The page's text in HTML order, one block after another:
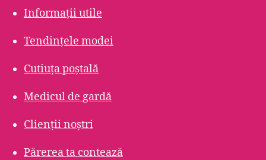
Informații utile
Tendințele modei
Cutiuța poștală
Medicul de gardă
Clienții noștri
Părerea ta contează